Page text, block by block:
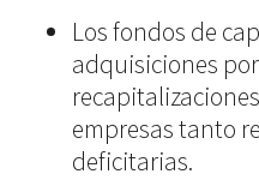
Los fondos de
adquisiciones
empresas tanto
deficitarias.